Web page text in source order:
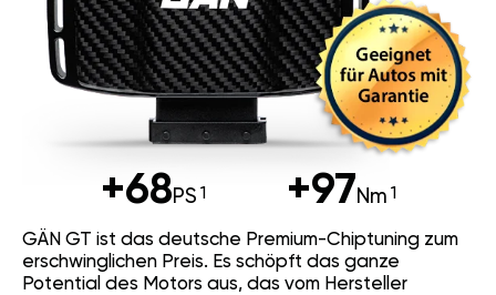
+68PS +97Nm
GÄN GT ist das deutsche Premium-Chiptuning zum
erschwinglichen Preis. Es schöpft das ganze
Potential des Motors aus, das vom Hersteller